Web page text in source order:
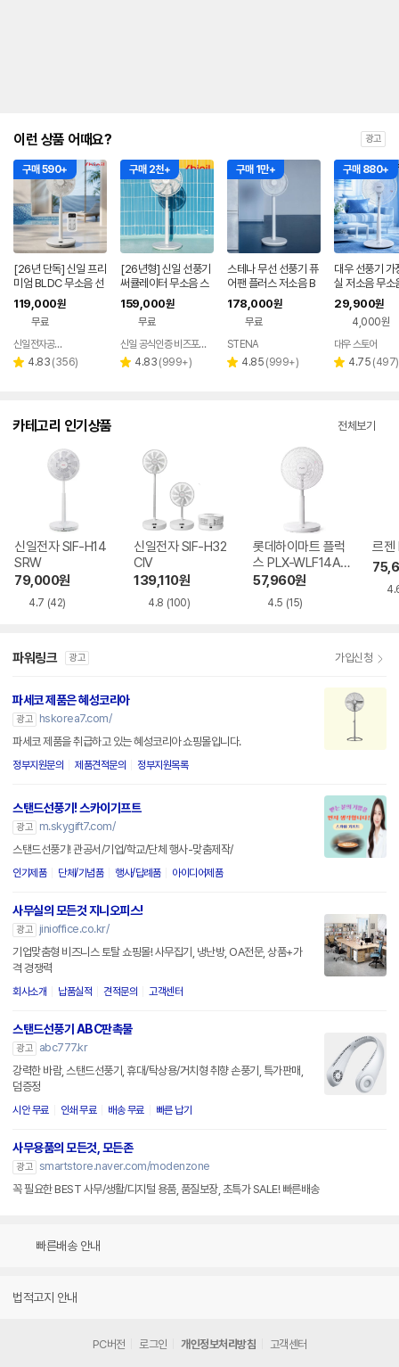
이런 상품 어때요? 광고
구매 590+
[26년 단독] 신일 프리
미엄 BLDC 무소음 선
풍기 35cm 서큘레이
터 아이보리
119,000원
무료
페이
신일전자공식인증 베스트바이
별 4.83 리
(356)
구매 2천+
[26년형] 신일 선풍기
써큘레이터 무소음 스
탠드 BLDC 서큘레이
터 저소음
159,000원
무료
신일 공식인증 비즈포비즈
별 4.83 리
(999+)
구매 1만+
스테나 무선 선풍기 퓨
어팬 플러스 저소음 B
LDC 가정용 아기 신생
아
178,000원
무료
STENA
별 4.85 리
(999+)
구매 880+
대우 선풍기 가
실 저소음 무소
식 조용한 스탠
한 원룸 5엽
29,900원
4,000원
대우 스토어
별 4.75 리
(497)
카테고리 인기상품 전체보기
신일전자 SIF-H14
SRW
79,000원
4.7 (42)
신일전자 SIF-H32
CIV
139,110원
4.8 (100)
롯데하이마트 플럭
스 PLX-WLF14AB
WH
57,960원
4.5 (15)
르젠
파워링크 광고 가입신청
파세코 제품은 혜성코리아
광고
hskorea7.com/
파세코 제품을 취급하고 있는 혜성코리아 쇼핑몰입니다.
정부지원문의 제품견적문의 정부지원목록
스탠드선풍기! 스카이기프트
광고
m.skygift7.com/
스탠드선풍기! 관공서/기업/학교/단체 행사-맞춤제작/
인기제품 단체/기념품 행사/답례품 아이디어제품
사무실의 모든것 지니오피스!
광고
jinioffice.co.kr/
기업맞춤형 비즈니스 토탈 쇼핑몰! 사무집기, 냉난방, OA전문, 상품+가
격 경쟁력
회사소개 납품실적 견적문의 고객센터
스탠드선풍기 ABC판촉물
광고
abc777.kr
강력한 바람, 스탠드선풍기, 휴대/탁상용/거치형 취향 손풍기, 특가판매,
덤증정
시안 무료 인쇄 무료 배송 무료 빠른 납기
사무용품의 모든것, 모든존
광고 smartstore.naver.com/modenzone
꼭 필요한 BEST 사무/생활/디지털 용품, 품질보장, 초특가 SALE! 빠른배송
빠른배송 안내
법적고지 안내
PC버전 로그인 개인정보처리방침 고객센터